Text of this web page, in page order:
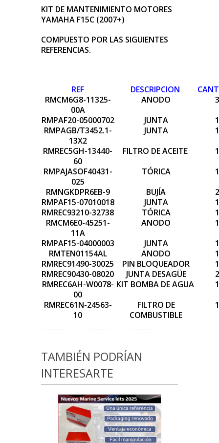
KIT DE MANTENIMIENTO MOTORES
YAMAHA F15C (2007+)
COMPUESTO POR LAS SIGUIENTES
REFERENCIAS.
REF DESCRIPCION
RMCM6G8-11325-
00A
ANODO
3
RMPAF20-05000702
JUNTA
1
RMPAGB/T3452.1-
13X2
JUNTA
1
RMREC5GH-13440-
60
FILTRO DE ACEITE
1
RMPAJASOF40431-
025
TÓRICA
1
RMNGKDPR6EB-9
BUJÍA
2
RMPAF15-07010018
JUNTA
1
RMREC93210-32738
TÓRICA
1
RMCM6E0-45251-
11A
ANODO
1
RMPAF15-04000003
JUNTA
1
RMTEN01154AL
ANODO
1
RMREC91490-30025
PIN BLOQUEADOR
1
RMREC90430-08020
JUNTA DESAGÜE
2
RMREC6AH-W0078-
00
KIT BOMBA DE AGUA
1
RMREC61N-24563-
10
FILTRO DE
COMBUSTIBLE
1
TAMBIÉN PODRÍAN
INTERESARTE